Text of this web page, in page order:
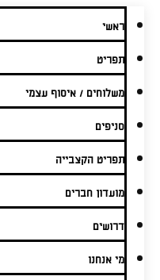
ראשי
תפריט
משלוחים / איסוף עצמי
סניפים
תפריט הקצבייה
מועדון חברים
דרושים
מי אנחנו